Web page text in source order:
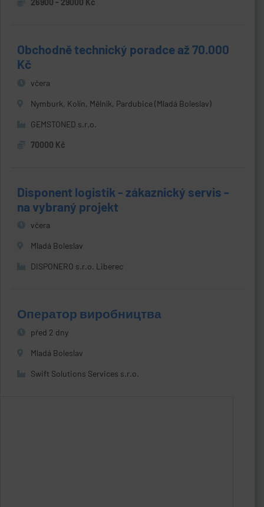
26900 - 29000 Kč
Obchodně technický poradce až 70.000
Kč
včera
Nymburk, Kolín, Mělník, Pardubice (Mladá Boleslav)
GEMSTONED s.r.o.
70000 Kč
Disponent logistik - zákaznický servis -
na vybraný projekt
včera
Mladá Boleslav
DISPONERO s.r.o. Liberec
Оператор виробництва
před 2 dny
Mladá Boleslav
Swift Solutions Services s.r.o.